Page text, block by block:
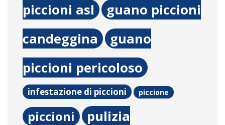
piccioni asl
guano piccioni
candeggina
guano
piccioni pericoloso
infestazione di piccioni piccione
piccioni
pulizia